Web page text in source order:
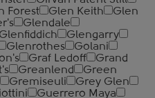
Forest Glen Keith
Glen
Glendale
Glenfiddich
Glengarry
Glenrothes
Golani
Graf Ledoff
Grand
Greanlend
Green
Gremiseuli
Grey Glen
Guerrero Maya